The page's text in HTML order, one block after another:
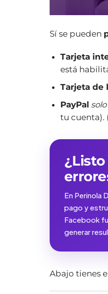
Sí se pueden
Tarjeta
está
Tarjeta de
PayPal
tu cuenta).
En Perinola
pago y
Facebook
generar
Abajo tienes